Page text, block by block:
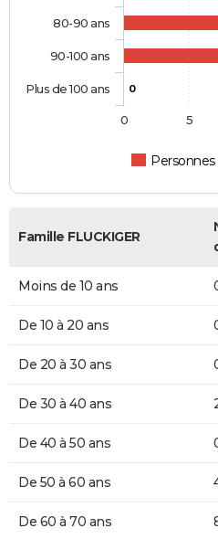
0
80-90 ans
90-100 ans
Plus de 100 ans
0 5
Famille FLUCKIGER
Moins de 10 ans
De 10 à 20 ans
De 20 à 30 ans
De 30 à 40 ans
De 40 à 50 ans
De 50 à 60 ans
De 60 à 70 ans